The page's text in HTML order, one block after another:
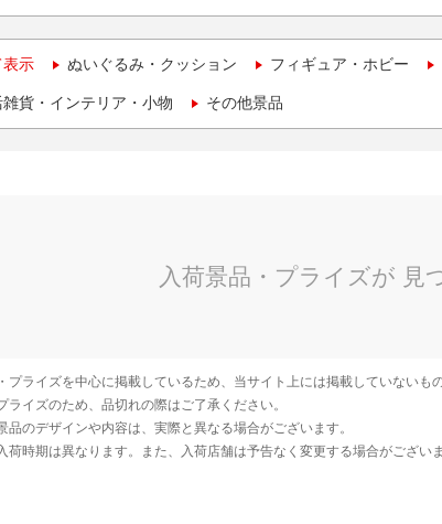
表示 ぬいぐるみ・クッション フィギュア・ホビー
貨・インテリア・小物 その他景品